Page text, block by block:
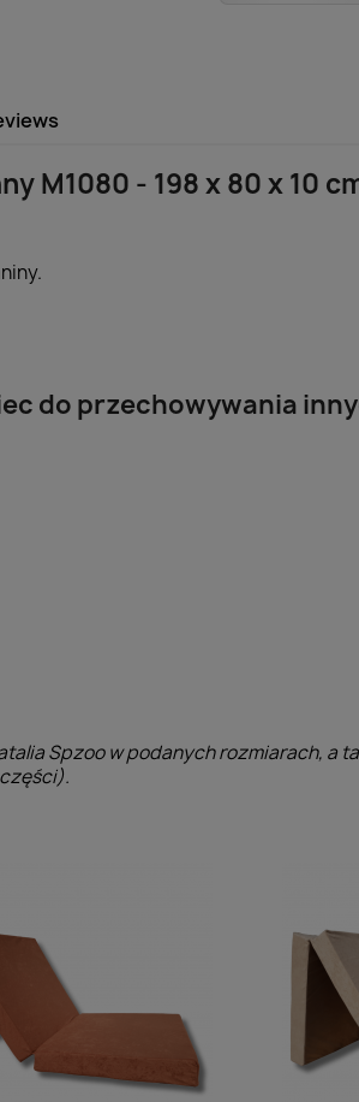
M1080 - 198 x 80 x 10
do przechowywania
Spzoo w podanych rozmiarach, a